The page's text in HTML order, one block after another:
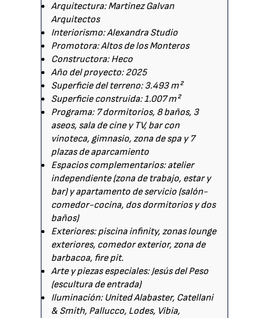
Arquitectura: Martinez Galvan
Arquitectos
Interiorismo: Alexandra Studio
Promotora: Altos de los Monteros
Constructora: Heco
Año del proyecto: 2025
Superficie del terreno: 3.493 m²
Superficie construida: 1.007 m²
Programa: 7 dormitorios, 8 baños, 3
aseos, sala de cine y TV, bar con
vinoteca, gimnasio, zona de spa y 7
plazas de aparcamiento
Espacios complementarios: atelier
independiente (zona de trabajo, estar y
bar) y apartamento de servicio (salón-
comedor-cocina, dos dormitorios y dos
baños)
Exteriores: piscina infinity, zonas lounge
exteriores, comedor exterior, zona de
barbacoa, fire pit.
Arte y piezas especiales: Jesús del Peso
(escultura de entrada)
Iluminación: United Alabaster, Catellani
& Smith, Pallucco, Lodes, Vibia,